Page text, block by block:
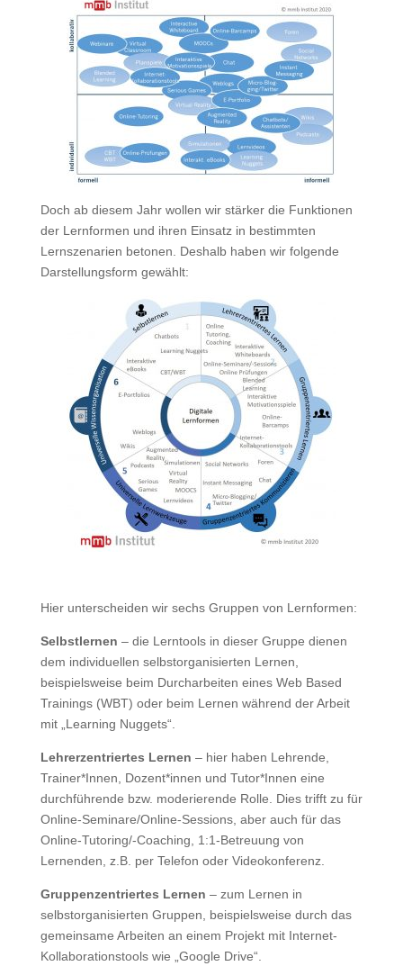
Doch ab diesem Jahr wollen wir stärker die Funktionen
der Lernformen und ihren Einsatz in bestimmten
Lernszenarien betonen. Deshalb haben wir folgende
Darstellungsform gewählt:
Hier unterscheiden wir sechs Gruppen von Lernformen:
Selbstlernen – die Lerntools in dieser Gruppe dienen
dem individuellen selbstorganisierten Lernen,
beispielsweise beim Durcharbeiten eines Web Based
Trainings (WBT) oder beim Lernen während der Arbeit
mit „Learning Nuggets“.
Lehrerzentriertes Lernen – hier haben Lehrende,
Trainer*Innen, Dozent*innen und Tutor*Innen eine
durchführende bzw. moderierende Rolle. Dies trifft zu für
Online-Seminare/Online-Sessions, aber auch für das
Online-Tutoring/-Coaching, 1:1-Betreuung von
Lernenden, z.B. per Telefon oder Videokonferenz.
Gruppenzentriertes Lernen – zum Lernen in
selbstorganisierten Gruppen, beispielsweise durch das
gemeinsame Arbeiten an einem Projekt mit Internet-
Kollaborationstools wie „Google Drive“.